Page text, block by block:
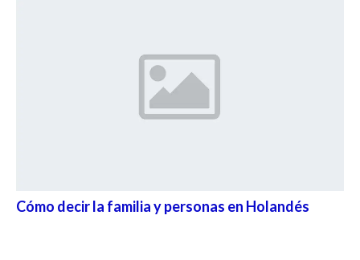
Cómo decir la familia y personas en Holandés